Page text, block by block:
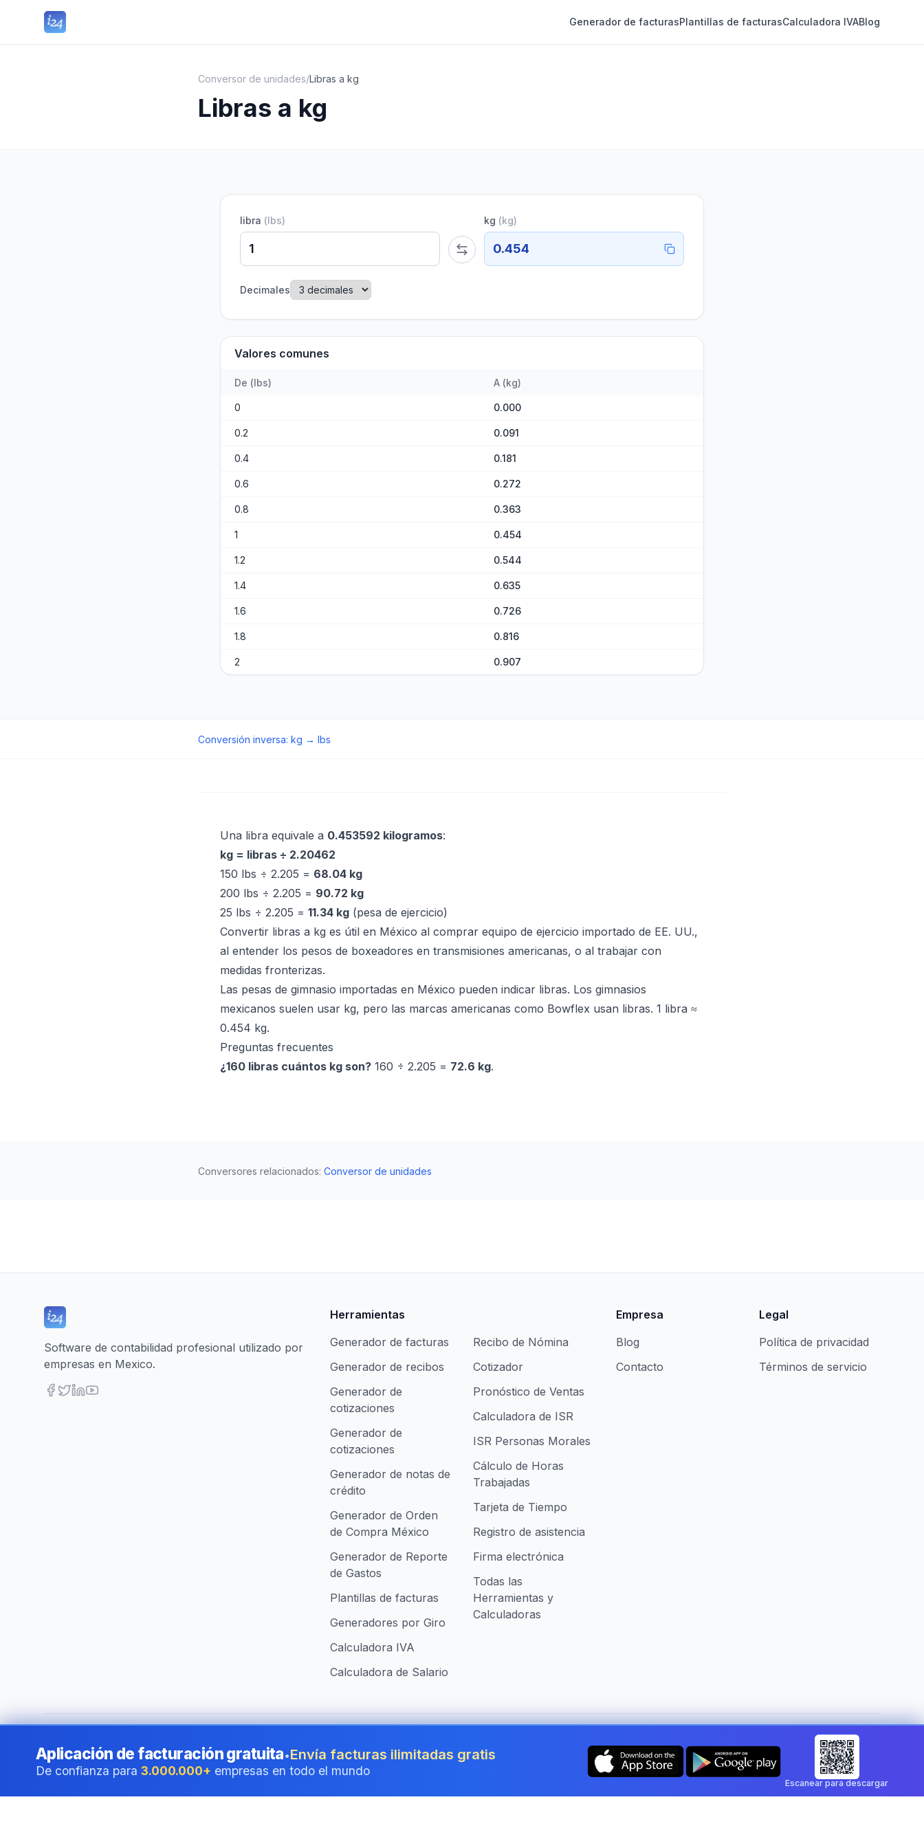
Generador de facturasPlantillas de facturasCalculadora IVABlog
Conversor de unidades/Libras a kg
Libras a kg
libra (lbs) kg (kg)
0.454
Decimales
Valores comunes
De (lbs) A (kg)
0 0.000
0.2 0.091
0.4 0.181
0.6 0.272
0.8 0.363
1 0.454
1.2 0.544
1.4 0.635
1.6 0.726
1.8 0.816
2 0.907
Conversión inversa: kg → lbs
Una libra equivale a 0.453592 kilogramos:
kg = libras ÷ 2.20462
150 lbs ÷ 2.205 = 68.04 kg
200 lbs ÷ 2.205 = 90.72 kg
25 lbs ÷ 2.205 = 11.34 kg (pesa de ejercicio)
Convertir libras a kg es útil en México al comprar equipo de ejercicio importado de EE. UU.,
al entender los pesos de boxeadores en transmisiones americanas, o al trabajar con
medidas fronterizas.
Las pesas de gimnasio importadas en México pueden indicar libras. Los gimnasios
mexicanos suelen usar kg, pero las marcas americanas como Bowflex usan libras. 1 libra ≈
0.454 kg.
Preguntas frecuentes
¿160 libras cuántos kg son? 160 ÷ 2.205 = 72.6 kg.
Conversores relacionados: Conversor de unidades
Software de contabilidad profesional utilizado por
empresas en Mexico.
Herramientas
Generador de facturas
Generador de recibos
Generador de
cotizaciones
Generador de
cotizaciones
Generador de notas de
crédito
Generador de Orden
de Compra México
Generador de Reporte
de Gastos
Plantillas de facturas
Generadores por Giro
Calculadora IVA
Calculadora de Salario
Recibo de Nómina
Cotizador
Pronóstico de Ventas
Calculadora de ISR
ISR Personas Morales
Cálculo de Horas
Trabajadas
Tarjeta de Tiempo
Registro de asistencia
Firma electrónica
Todas las
Herramientas y
Calculadoras
Empresa
Blog
Contacto
Legal
Política de privacidad
Términos de servicio
©2026i24 Limited. All rights reserved.• Al servicio de empresas en Mexico Cambiar de país: Mexico
Aplicación de facturación gratuita•Envía facturas ilimitadas gratis
De confianza para 3.000.000+ empresas en todo el mundo
Escanear para descargar